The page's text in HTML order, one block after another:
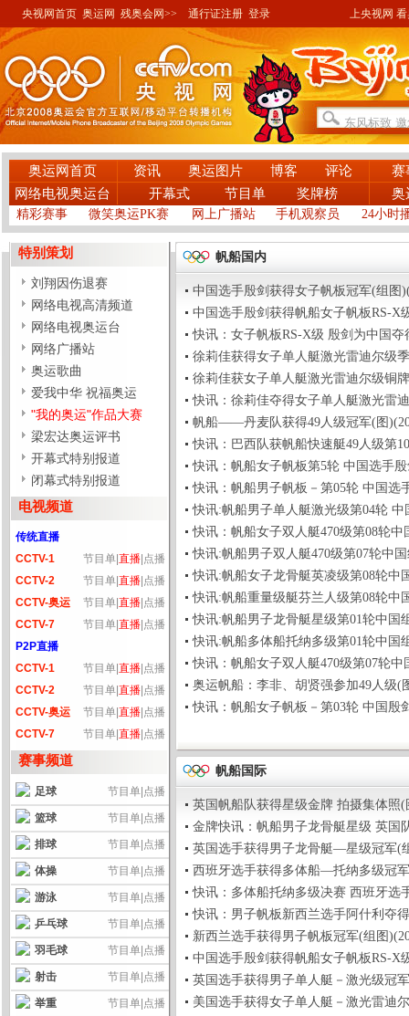
央视网首页 奥运网 残奥会网>> 通行证注册 登录 上央视网 看奥
奥运网首页 资讯 奥运图片 博客 评论
赛
网络电视奥运台
开幕式 节目单 奖牌榜 奥
精彩赛事 微笑奥运PK赛 网上广播站 手机观察员 24小时
特别策划
刘翔因伤退赛
网络电视高清频道
网络电视奥运台
网络广播站
奥运歌曲
爱我中华 祝福奥运
"我的奥运"作品大赛
梁宏达奥运评书
开幕式特别报道
闭幕式特别报道
电视频道
传统直播
节目单 直播 点播
CCTV-1
节目单 直播 点播
CCTV-2
节目单 直播 点播
CCTV-奥运
节目单 直播 点播
CCTV-7
P2P直播
节目单 直播 点播
CCTV-1
节目单 直播 点播
CCTV-2
节目单 直播 点播
CCTV-奥运
节目单 直播 点播
CCTV-7
赛事频道
节目单 点播
足球
节目单 点播
篮球
节目单 点播
排球
节目单 点播
体操
节目单 点播
游泳
节目单 点播
乒乓球
节目单 点播
羽毛球
节目单 点播
射击
节目单 点播
举重
帆船国内
中国选手殷剑获得女子帆板冠军(组图
中国选手殷剑获得帆船女子帆板RS-X
快讯：女子帆板RS-X级 殷剑为中国夺
徐莉佳获得女子单人艇激光雷迪尔级
徐莉佳获女子单人艇激光雷迪尔级铜
快讯：徐莉佳夺得女子单人艇激光雷
帆船——丹麦队获得49人级冠军(图
快讯：巴西队获帆船快速艇49人级第
快讯：帆船女子帆板第5轮 中国选手
快讯：帆船男子帆板－第05轮 中国选
快讯:帆船男子单人艇激光级第04轮 中
快讯：帆船女子双人艇470级第08轮中
快讯:帆船男子双人艇470级第07轮中
快讯:帆船女子龙骨艇英凌级第08轮中
快讯:帆船重量级艇芬兰人级第08轮中
快讯:帆船男子龙骨艇星级第01轮中国
快讯:帆船多体船托纳多级第01轮中国
快讯：帆船女子双人艇470级第07轮中
奥运帆船：李非、胡贤强参加49人级(
快讯：帆船女子帆板－第03轮 中国殷
帆船国际
英国帆船队获得星级金牌 拍摄集体照(
金牌快讯：帆船男子龙骨艇星级 英国
英国选手获得男子龙骨艇—星级冠军(
西班牙选手获得多体船—托纳多级冠
快讯：多体船托纳多级决赛 西班牙选
快讯：男子帆板新西兰选手阿什利夺
新西兰选手获得男子帆板冠军(组图
中国选手殷剑获得帆船女子帆板RS-X
英国选手获得男子单人艇－激光级冠
美国选手获得女子单人艇－激光雷迪